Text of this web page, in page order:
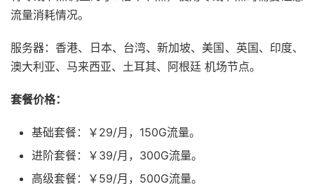
流量消耗情况。
服务器：香港、日本、台湾、新加坡、美国、英国、印度、
澳大利亚、马来西亚、土耳其、阿根廷 机场节点。
套餐价格：
基础套餐：￥29/月，150G流量。
进阶套餐：￥39/月，300G流量。
高级套餐：￥59/月，500G流量。